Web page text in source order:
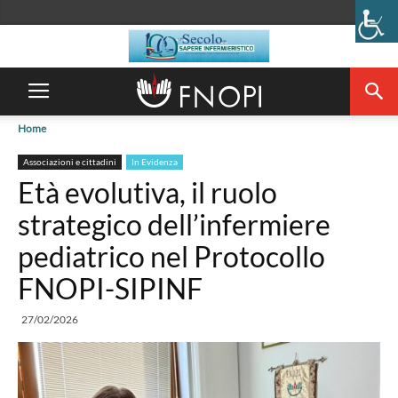
Home
Associazioni e cittadini In Evidenza
Età evolutiva, il ruolo
strategico dell’infermiere
pediatrico nel Protocollo
FNOPI-SIPINF
27/02/2026